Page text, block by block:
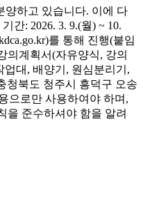
양하고 있습니다. 이에 다
간: 2026. 3. 9.(월) ~ 10.
를 통해 진행(붙임
의계획서(자유양식, 강의
대, 배양기, 원심분리기,
청북도 청주시 흥덕구 오송
으로만 사용하여야 하며,
을 준수하셔야 함을 알려